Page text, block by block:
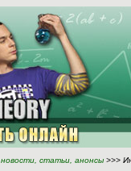
новости, статьи, анонсы >>>